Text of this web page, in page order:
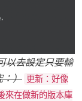
以去設定只要輸
：） 更新：好像
來在做新的版本庫